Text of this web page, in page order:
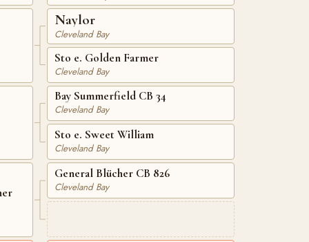
Naylor
Cleveland Bay
Sto e. Golden Farmer
Cleveland Bay
Bay Summerfield CB 34
Cleveland Bay
Sto e. Sweet William
Cleveland Bay
General Blücher CB 826
Cleveland Bay